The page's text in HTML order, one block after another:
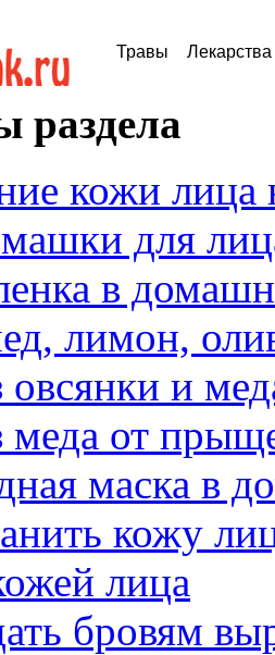
Травы Лекарства
раздела
кожи лица
для
в
лимон,
и
меда от
маска в
кожу
лица
бровям